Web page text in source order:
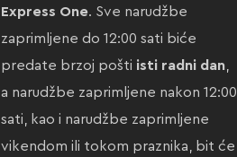
Express One. Sve narudžbe
zaprimljene do 12:00 sati biće
predate brzoj pošti isti radni dan,
a narudžbe zaprimljene nakon 12:00
sati, kao i narudžbe zaprimljene
vikendom ili tokom praznika, bit će